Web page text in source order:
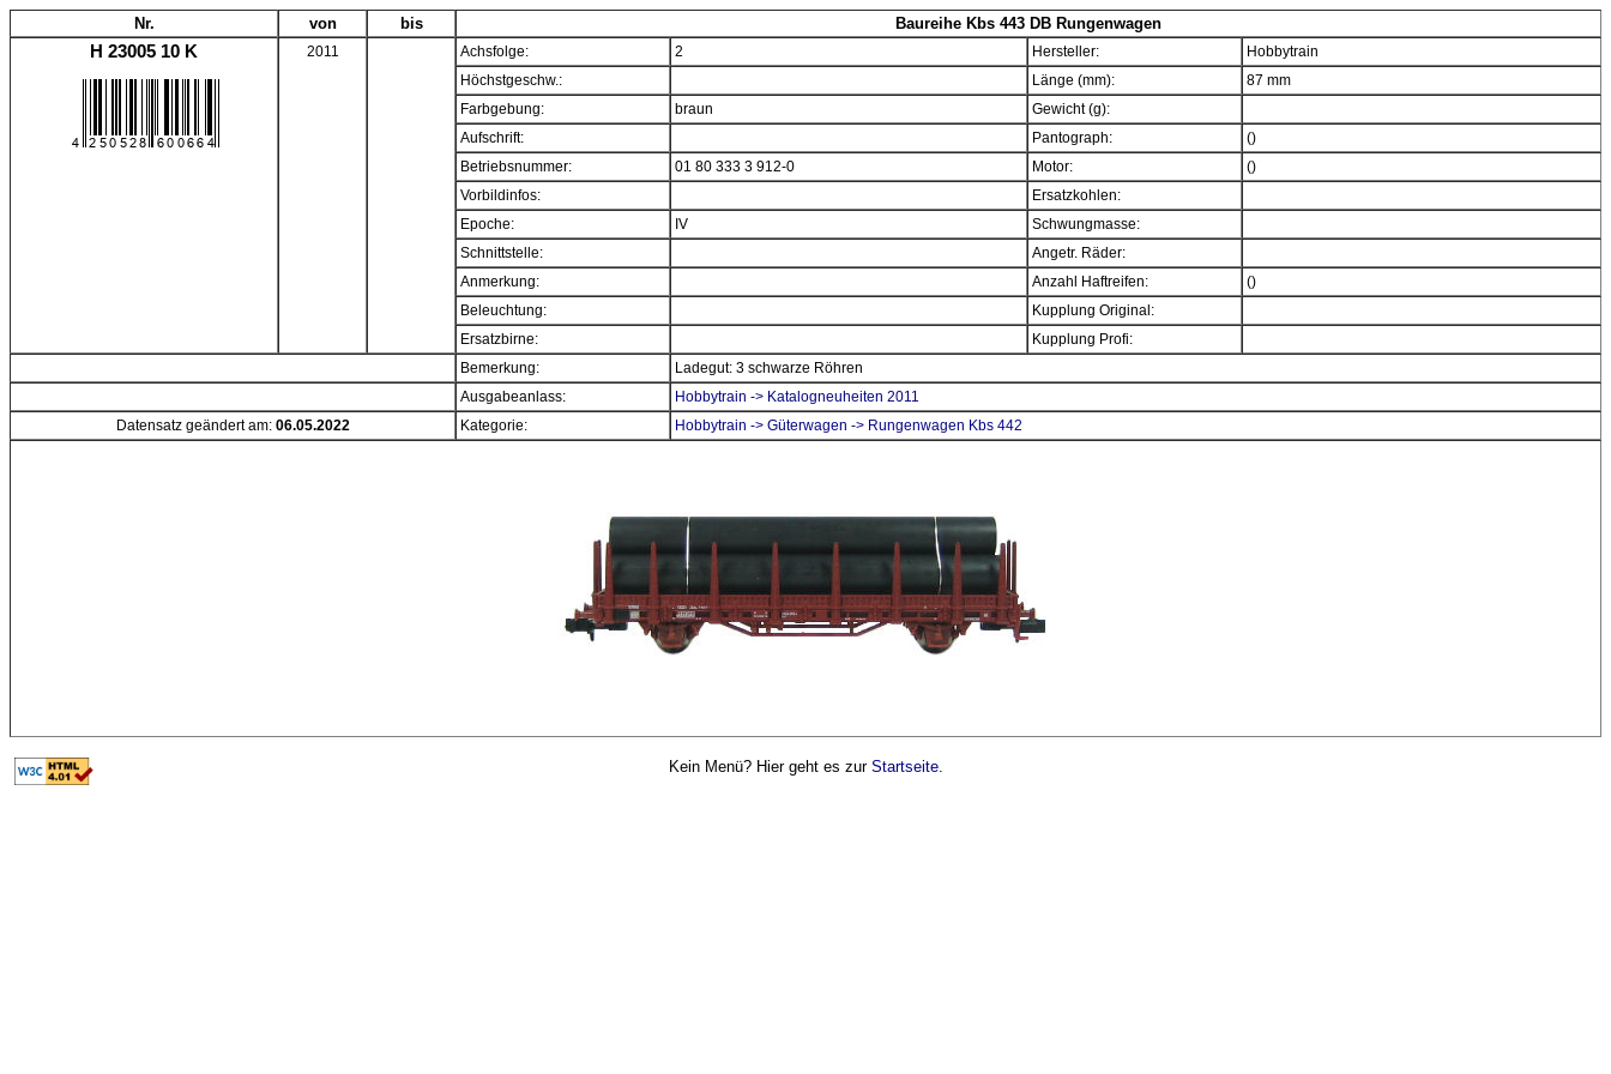
Nr. von bis Baureihe Kbs 443 DB Rungenwagen
H 23005 10 K 2011 Achsfolge: 2 Hersteller:
Hobbytrain
Höchstgeschw.:
Länge (mm):
87 mm
Farbgebung:
braun
Gewicht (g):
Aufschrift:
Pantograph:
()
Betriebsnummer:
01 80 333 3 912-0 Motor:
()
Vorbildinfos:
Ersatzkohlen:
Epoche:
IV
Schwungmasse:
Schnittstelle:
Angetr. Räder:
Anmerkung:
Anzahl Haftreifen:
()
Beleuchtung:
Kupplung Original:
Ersatzbirne:
Kupplung Profi:
Bemerkung:
Ladegut: 3 schwarze Röhren
Ausgabeanlass:
Hobbytrain -> Katalogneuheiten 2011
Datensatz geändert am: 06.05.2022 Kategorie: Hobbytrain -> Güterwagen -> Rungenwagen Kbs 442
Kein Menü? Hier geht es zur Startseite.